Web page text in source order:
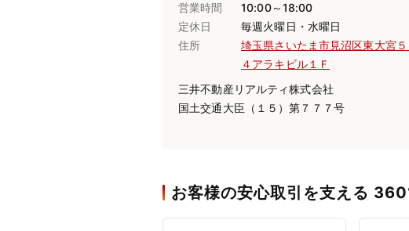
営業時間
10:00～18:00
定休日
毎週火曜日・水曜日
住所
埼玉県さいたま市見沼区東大宮５
４アラキビル１Ｆ
三井不動産リアルティ株式会社
国土交通大臣（１５）第７７７号
お客様の安心取引を支える